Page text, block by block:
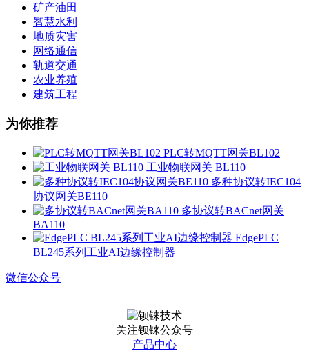
矿产油田
智慧水利
地质灾害
网络通信
轨道交通
农业养殖
建筑工程
为你推荐
PLC转MQTT网关BL102
工业物联网关 BL110
多种协议转IEC104
协议网关BE110
多协议转BACnet网关
BA110
EdgePLC
BL245系列工业AI边缘控制器
微信公众号
关注钡铼公众号
产品中心